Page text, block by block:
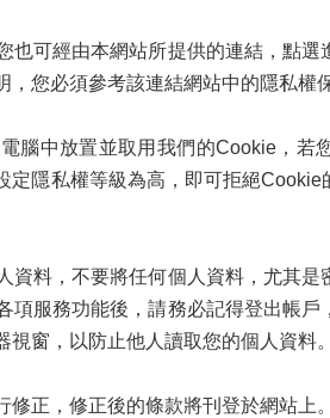
也可經由本網站所提供的連結，點選
您必須參考該連結網站中的隱私權
腦中放置並取用我們的Cookie，若
定隱私權等級為高，即可拒絕Cookie
資料，不要將任何個人資料，尤其是
項服務功能後，請務必記得登出帳戶
窗，以防止他人讀取您的個人資料。
正，修正後的條款將刊登於網站上。